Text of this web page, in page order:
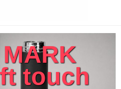
touch